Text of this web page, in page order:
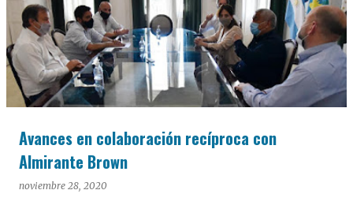
Avances en colaboración recíproca con
Almirante Brown
noviembre 28, 2020